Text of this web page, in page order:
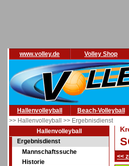
www.volley.de Volley Shop
Hallenvolleyball Beach-Volleyball
>> Hallenvolleyball >> Ergebnisdienst
Hallenvolleyball
Ergebnisdienst
Mannschaftssuche
Historie
<<